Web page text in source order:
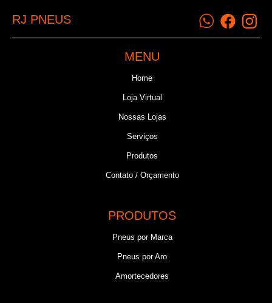
RJ PNEUS
MENU
Home
Loja Virtual
Nossas Lojas
Serviços
Produtos
Contato / Orçamento
PRODUTOS
Pneus por Marca
Pneus por Aro
Amortecedores